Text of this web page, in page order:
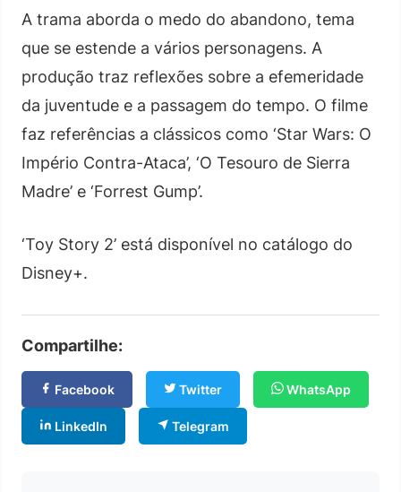
A trama aborda o medo do abandono, tema
que se estende a vários personagens. A
produção traz reflexões sobre a efemeridade
da juventude e a passagem do tempo. O filme
faz referências a clássicos como ‘Star Wars: O
Império Contra-Ataca’, ‘O Tesouro de Sierra
Madre’ e ‘Forrest Gump’.
‘Toy Story 2’ está disponível no catálogo do
Disney+.
Compartilhe:
Facebook Twitter WhatsApp
LinkedIn Telegram